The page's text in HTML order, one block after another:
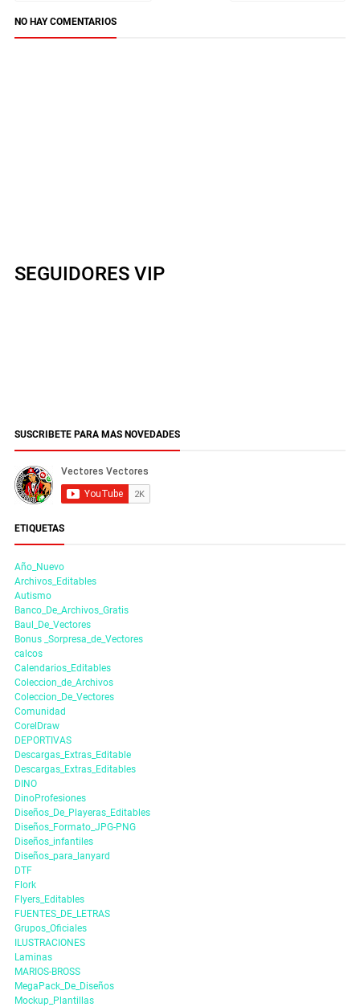
NO HAY COMENTARIOS
SEGUIDORES VIP
SUSCRIBETE PARA MAS NOVEDADES
ETIQUETAS
Año_Nuevo
Archivos_Editables
Autismo
Banco_De_Archivos_Gratis
Baul_De_Vectores
Bonus _Sorpresa_de_Vectores
calcos
Calendarios_Editables
Coleccion_de_Archivos
Coleccion_De_Vectores
Comunidad
CorelDraw
DEPORTIVAS
Descargas_Extras_Editable
Descargas_Extras_Editables
DINO
DinoProfesiones
Diseños_De_Playeras_Editables
Diseños_Formato_JPG-PNG
Diseños_infantiles
Diseños_para_lanyard
DTF
Flork
Flyers_Editables
FUENTES_DE_LETRAS
Grupos_Oficiales
ILUSTRACIONES
Laminas
MARIOS-BROSS
MegaPack_De_Diseños
Mockup_Plantillas